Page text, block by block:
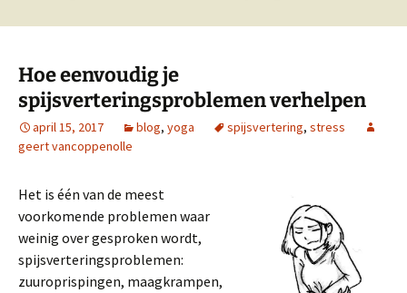
Hoe eenvoudig je
spijsverteringsproblemen verhelpen
april 15, 2017 blog, yoga spijsvertering, stress
geert vancoppenolle
Het is één van de meest
voorkomende problemen waar
weinig over gesproken wordt,
spijsverteringsproblemen:
zuuroprispingen, maagkrampen,